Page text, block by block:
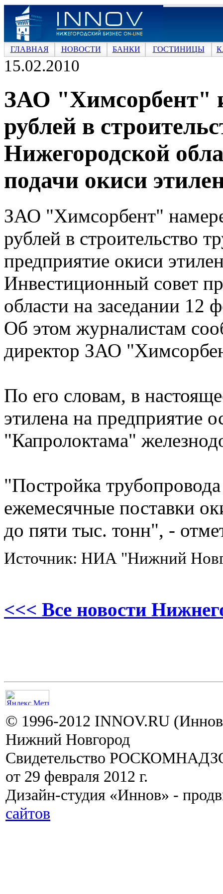
ГЛАВНАЯ НОВОСТИ БАНКИ ГОСТИНИЦЫ
15.02.2010
ЗАО "Химсорбент"
рублей в
Нижегородской
подачи окиси
ЗАО "Химсорбент"
рублей в строительство
предприятие окиси
Инвестиционный совет
области на заседании 12
Об этом журналистам
директор ЗАО
По его словам, в
этилена на предприятие
"Капролоктама"
"Постройка
ежемесячные поставки
до пяти тыс. тонн", -
Источник: НИА "Нижний
<<< Все новости
© 1996-2012 INNOV.RU
Нижний Новгород
Свидетельство
от 29 февраля 2012 г.
Дизайн-студия «Иннов» -
сайтов